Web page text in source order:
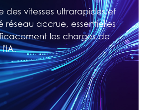
des vitesses ultrarapides et
accrue, essentielles
les charges de